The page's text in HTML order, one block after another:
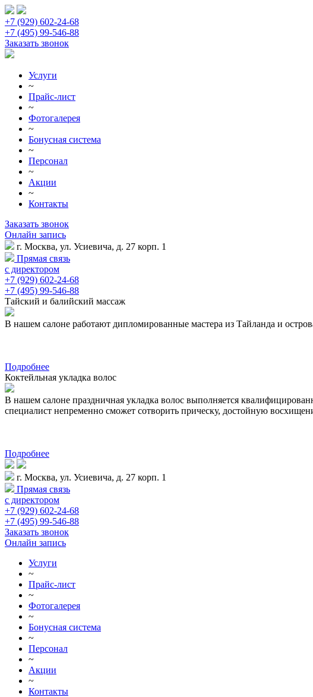
+7 (929) 602-24-68
+7 (495) 99-546-88
Заказать звонок
Услуги
~
Прайс-лист
~
Фотогалерея
~
Бонусная система
~
Персонал
~
Акции
~
Контакты
Заказать звонок
Онлайн запись
г. Москва, ул. Усиевича, д. 27 корп. 1
Прямая связь
с директором
+7 (929) 602-24-68
+7 (495) 99-546-88
Тайский и балийский массаж
В нашем салоне работают дипломированные мастера из Тайланда и
Подробнее
Коктейльная укладка волос
В нашем салоне праздничная укладка волос выполняется
специалист непременно сможет сотворить прическу, достойную
Подробнее
г. Москва, ул. Усиевича, д. 27 корп. 1
Прямая связь
с директором
+7 (929) 602-24-68
+7 (495) 99-546-88
Заказать звонок
Онлайн запись
Услуги
~
Прайс-лист
~
Фотогалерея
~
Бонусная система
~
Персонал
~
Акции
~
Контакты